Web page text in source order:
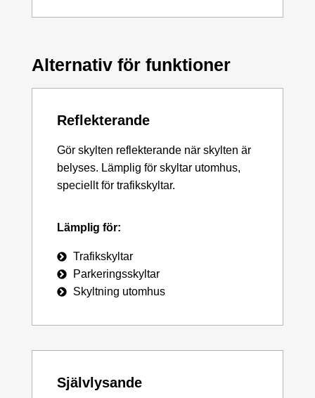
Alternativ för funktioner
Reflekterande
Gör skylten reflekterande när skylten är
belyses. Lämplig för skyltar utomhus,
speciellt för trafikskyltar.
Lämplig för:
Trafikskyltar
Parkeringsskyltar
Skyltning utomhus
Självlysande